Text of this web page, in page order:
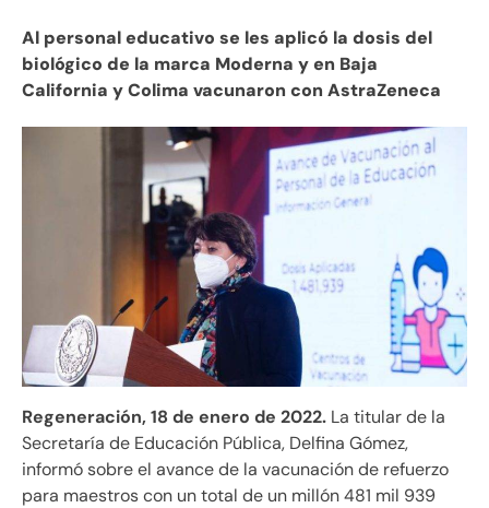
Al personal educativo se les aplicó la dosis del
biológico de la marca Moderna y en Baja
California y Colima vacunaron con AstraZeneca
Regeneración, 18 de enero de 2022. La titular de la
Secretaría de Educación Pública, Delfina Gómez,
informó sobre el avance de la vacunación de refuerzo
para maestros con un total de un millón 481 mil 939